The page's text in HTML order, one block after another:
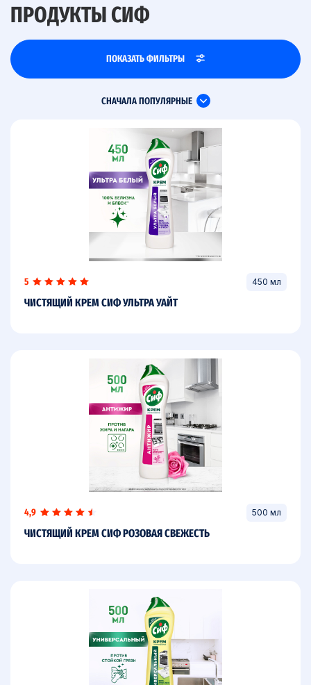
ПРОДУКТЫ СИФ
ПОКАЗАТЬ ФИЛЬТРЫ
СНАЧАЛА ПОПУЛЯРНЫЕ
5 450 мл
ЧИСТЯЩИЙ КРЕМ СИФ УЛЬТРА УАЙТ
4,9 500 мл
ЧИСТЯЩИЙ КРЕМ СИФ РОЗОВАЯ СВЕЖЕСТЬ